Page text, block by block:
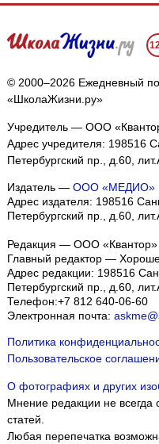
© 2000–2026 Ежедневный
«ШколаЖизни.ру»
Учредитель — ООО
Адрес учредителя: 198516
Петербургский пр., д.60,
Издатель — ООО «МЕДИО»
Адрес издателя: 198516
Петербургский пр., д.60,
Редакция — ООО «Квантор»
Главный редактор —
Адрес редакции: 198516
Петербургский пр., д.60,
Телефон:+7 812 640-06-60
Электронная почта:
Политика
Пользовательское
О фотографиях и других
Мнение редакции не всегда
статей.
Любая перепечатка